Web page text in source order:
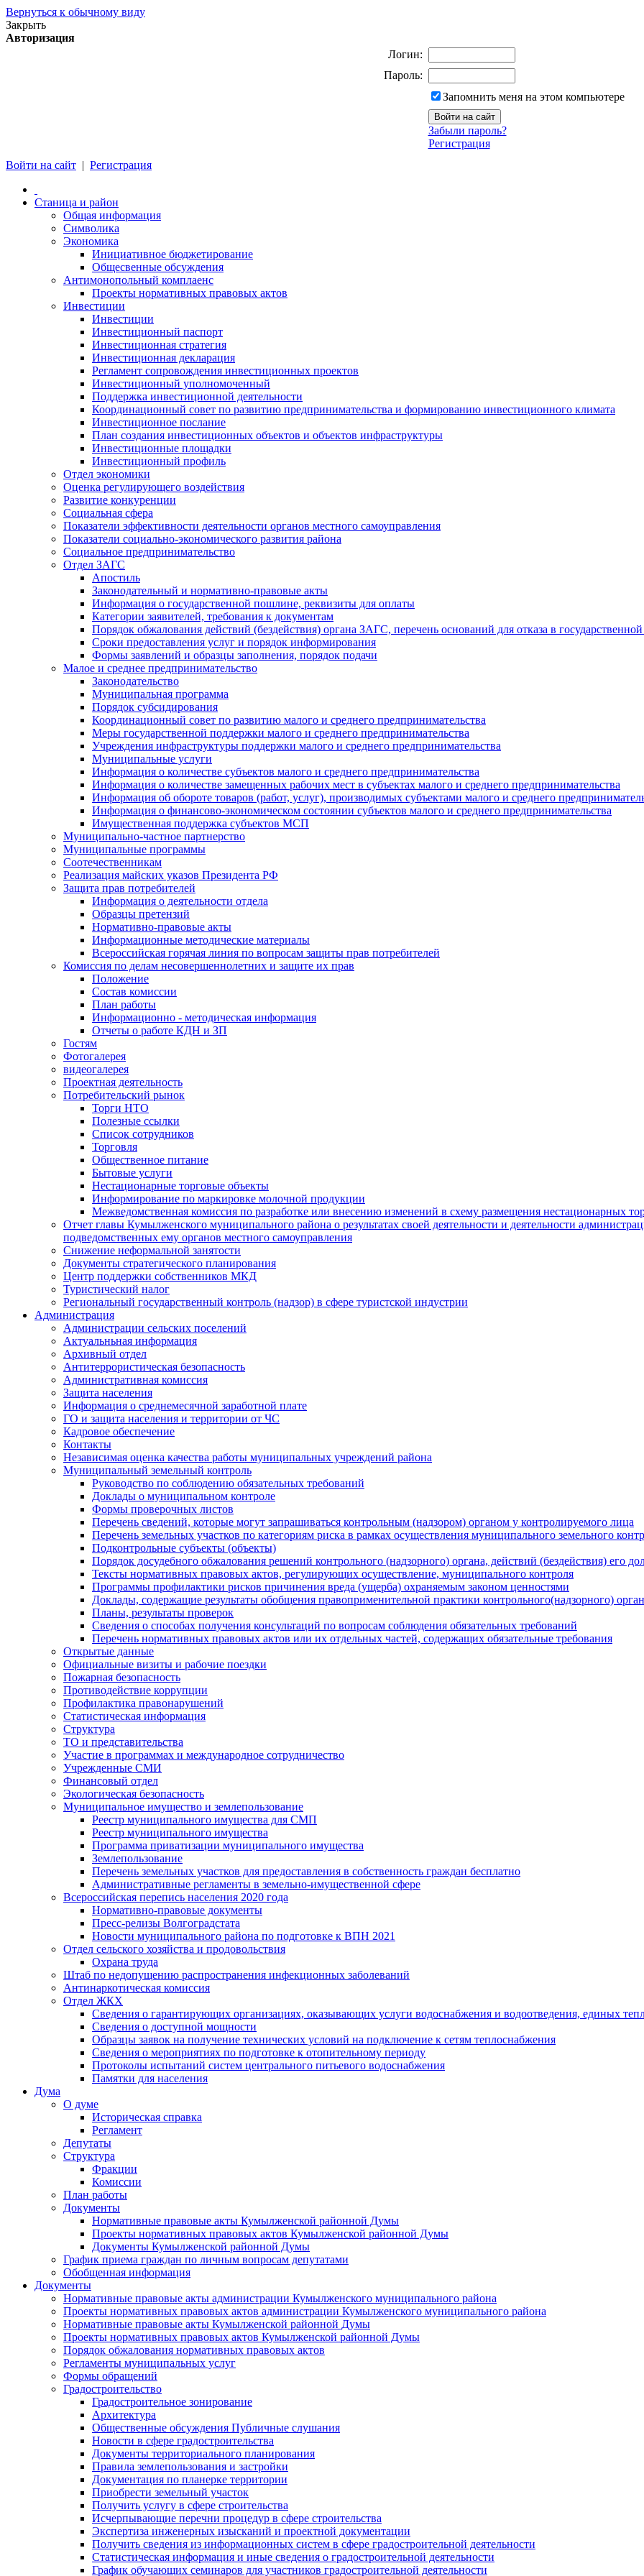
Вернуться к обычному виду
Закрыть
Авторизация
Логин:
Пароль:
Запомнить меня на этом компьютере
Забыли пароль?
Регистрация
Войти на сайт | Регистрация
Станица и район
Общая информация
Символика
Экономика
Инициативное бюджетирование
Общесвенные обсуждения
Антимонопольный комплаенс
Проекты нормативных правовых актов
Инвестиции
Инвестиции
Инвестиционный паспорт
Инвестиционная стратегия
Инвестиционная декларация
Регламент сопровождения инвестиционных проектов
Инвестиционный уполномоченный
Поддержка инвестиционной деятельности
Координационный совет по развитию предпринимательства и формированию инвестиционного климата
Инвестиционное послание
План создания инвестиционных объектов и объектов инфраструктуры
Инвестиционные площадки
Инвестиционный профиль
Отдел экономики
Оценка регулирующего воздействия
Развитие конкуренции
Социальная сфера
Показатели эффективности деятельности органов местного самоуправления
Показатели социально-экономического развития района
Социальное предпринимательство
Отдел ЗАГС
Апостиль
Законодательный и нормативно-правовые акты
Информация о государственной пошлине, реквизиты для оплаты
Категории заявителей, требования к документам
Порядок обжалования действий (бездействия) органа ЗАГС, перечень оснований для отказа в
Сроки предоставления услуг и порядок информирования
Формы заявлений и образцы заполнения, порядок подачи
Малое и среднее предпринимательство
Законодательство
Муниципальная программа
Порядок субсидирования
Координационный совет по развитию малого и среднего предпринимательства
Меры государственной поддержки малого и среднего предпринимательства
Учреждения инфраструктуры поддержки малого и среднего предпринимательства
Муниципальные услуги
Информация о количестве субъектов малого и среднего предпринимательства
Информация о количестве замещенных рабочих мест в субъектах малого и среднего предпринимательства
Информация об обороте товаров (работ, услуг), производимых субъектами малого и среднего
Информация о финансово-экономическом состоянии субъектов малого и среднего предпринимательства
Имущественная поддержка субъектов МСП
Муниципально-частное партнерство
Муниципальные программы
Соотечественникам
Реализация майских указов Президента РФ
Защита прав потребителей
Информация о деятельности отдела
Образцы претензий
Нормативно-правовые акты
Информационные методические материалы
Всероссийская горячая линия по вопросам защиты прав потребителей
Комиссия по делам несовершеннолетних и защите их прав
Положение
Состав комиссии
План работы
Информационно - методическая информация
Отчеты о работе КДН и ЗП
Гостям
Фотогалерея
видеогалерея
Проектная деятельность
Потребительский рынок
Торги НТО
Полезные ссылки
Список сотрудников
Торговля
Общественное питание
Бытовые услуги
Нестационарные торговые объекты
Информирование по маркировке молочной продукции
Межведомственная комиссия по разработке или внесению изменений в схему размещения нестационарных
Отчет главы Кумылженского муниципального района о результатах своей деятельности и деятельности
подведомственных ему органов местного самоуправления
Снижение неформальной занятости
Документы стратегического планирования
Центр поддержки собственников МКД
Туристический налог
Региональный государственный контроль (надзор) в сфере туристской индустрии
Администрация
Администрации сельских поселений
Актуальньная информация
Архивный отдел
Антитеррористическая безопасность
Административная комиссия
Защита населения
Информация о среднемесячной заработной плате
ГО и защита населения и территории от ЧС
Кадровое обеспечение
Контакты
Независимая оценка качества работы муниципальных учреждений района
Муниципальный земельный контроль
Руководство по соблюдению обязательных требований
Доклады о муниципальном контроле
Формы проверочных листов
Перечень сведений, которые могут запрашиваться контрольным (надзором) органом у контролируемого лица
Перечень земельных участков по категориям риска в рамках осуществления муниципального земельного
Подконтрольные субъекты (объекты)
Порядок досудебного обжалования решений контрольного (надзорного) органа, действий (бездействия) его
Тексты нормативных правовых актов, регулирующих осуществление, муниципального контроля
Программы профилактики рисков причинения вреда (ущерба) охраняемым законом ценностями
Доклады, содержащие результаты обобщения правоприменительной практики контрольного(надзорного)
Планы, результаты проверок
Сведения о способах получения консультаций по вопросам соблюдения обязательных требований
Перечень нормативных правовых актов или их отдельных частей, содержащих обязательные требования
Открытые данные
Официальные визиты и рабочие поездки
Пожарная безопасность
Противодействие коррупции
Профилактика правонарушений
Статистическая информация
Структура
ТО и представительства
Участие в программах и международное сотрудничество
Учрежденные СМИ
Финансовый отдел
Экологическая безопасность
Муниципальное имущество и землепользование
Реестр муниципального имущества для СМП
Реестр муниципального имущества
Программа приватизации муниципального имущества
Землепользование
Перечень земельных участков для предоставления в собственность граждан бесплатно
Административные регламенты в земельно-имущественной сфере
Всероссийская перепись населения 2020 года
Нормативно-правовые документы
Пресс-релизы Волгоградстата
Новости муниципального района по подготовке к ВПН 2021
Отдел сельского хозяйства и продовольствия
Охрана труда
Штаб по недопущению распространения инфекционных заболеваний
Антинаркотическая комиссия
Отдел ЖКХ
Сведения о гарантирующих организациях, оказывающих услуги водоснабжения и водоотведения, единых
Сведения о доступной мощности
Образцы заявок на получение технических условий на подключение к сетям теплоснабжения
Сведения о мероприятиях по подготовке к отопительному периоду
Протоколы испытаний систем центрального питьевого водоснабжения
Памятки для населения
Дума
О думе
Историческая справка
Регламент
Депутаты
Структура
Фракции
Комиссии
План работы
Документы
Нормативные правовые акты Кумылженской районной Думы
Проекты нормативных правовых актов Кумылженской районной Думы
Документы Кумылженской районной Думы
График приема граждан по личным вопросам депутатами
Обобщенная информация
Документы
Нормативные правовые акты администрации Кумылженского муниципального района
Проекты нормативных правовых актов администрации Кумылженского муниципального района
Нормативные правовые акты Кумылженской районной Думы
Проекты нормативных правовых актов Кумылженской районной Думы
Порядок обжалования нормативных правовых актов
Регламенты муниципальных услуг
Формы обращений
Градостроительство
Градостроительное зонирование
Архитектура
Общественные обсуждения Публичные слушания
Новости в сфере градостроительства
Документы территориального планирования
Правила землепользования и застройки
Документация по планерке территории
Приобрести земельный участок
Получить услугу в сфере строительства
Исчерпывающие перечни процедур в сфере строительства
Экспертиза инженерных изысканий и проектной документации
Получить сведения из информационных систем в сфере градостроительной деятельности
Статистическая информация и иные сведения о градостроительной деятельности
График обучающих семинаров для участников градостроительной деятельности